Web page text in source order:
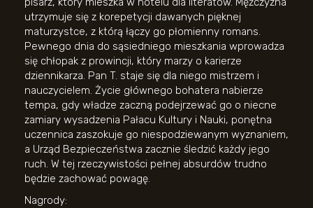
utrzymuje się z korepetycji dawanych pięknej
maturzystce, z którą łączy go płomienny romans.
Pewnego dnia do sąsiedniego mieszkania wprowadza
się chłopak z prowincji, który marzy o karierze
dziennikarza. Pan T. staje się dla niego mistrzem i
nauczycielem. Życie głównego bohatera nabierze
tempa, gdy władze zaczną podejrzewać go o niecne
zamiary wysadzenia Pałacu Kultury i Nauki, ponętna
uczennica zaszokuje go niespodziewanym wyznaniem,
a Urząd Bezpieczeństwa zacznie śledzić każdy jego
ruch. W tej rzeczywistości pełnej absurdów trudno
będzie zachować powagę.
Nagrody: